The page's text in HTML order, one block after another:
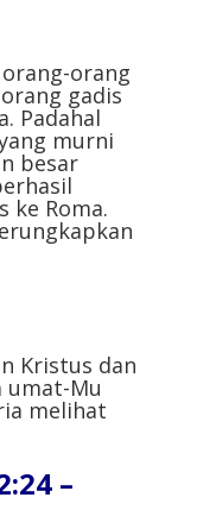
orang
gadis
Padahal
murni
besar
ke Roma.
Kristus dan
umat-Mu
melihat
–